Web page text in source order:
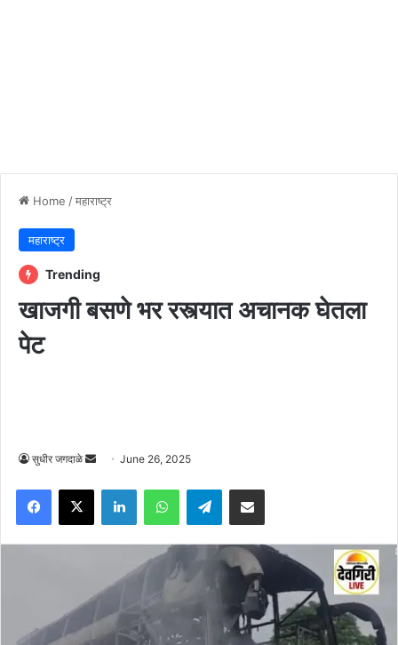
Home /महाराष्ट्र
महाराष्ट्र
Trending
खाजगी बसणे भर रस्त्यात अचानक घेतला
पेट
सुधीर जगदाळे
Send
email
June 26, 2025
Facebook
X LinkedInWhatsAppTelegramShare via Email